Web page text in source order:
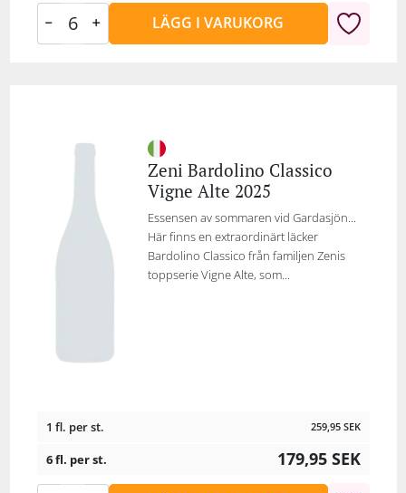
LÄGG I VARUKORG
Zeni Bardolino Classico
Vigne Alte 2025
Essensen av sommaren vid Gardasjön...
Här finns en extraordinärt läcker
Bardolino Classico från familjen Zenis
toppserie Vigne Alte, som...
1 fl. per st. 259,95 SEK
6 fl. per st. 179,95 SEK